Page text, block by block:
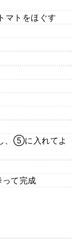
マトをほぐす
、⑤に入れてよ
て完成